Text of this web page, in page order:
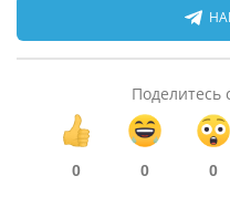
0 0 0